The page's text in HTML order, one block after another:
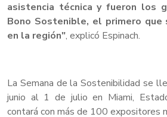
asistencia técnica y fueron los
Bono Sostenible, el primero
en la región", explicó Espinach.
La Semana de la Sostenibilidad se
junio al 1 de julio en Miami,
contará con más de 100 expositores